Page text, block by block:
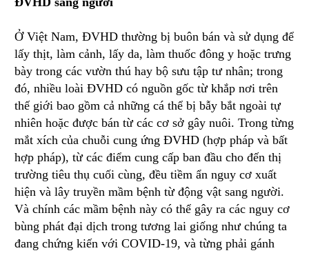
Ở Việt Nam, ĐVHD thường bị buôn bán và sử dụng để
lấy thịt, làm cảnh, lấy da, làm thuốc đông y hoặc trưng
bày trong các vườn thú hay bộ sưu tập tư nhân; trong
đó, nhiều loài ĐVHD có nguồn gốc từ khắp nơi trên
thế giới bao gồm cả những cá thể bị bẫy bắt ngoài tự
nhiên hoặc được bán từ các cơ sở gây nuôi. Trong từng
mắt xích của chuỗi cung ứng ĐVHD (hợp pháp và bất
hợp pháp), từ các điểm cung cấp ban đầu cho đến thị
trường tiêu thụ cuối cùng, đều tiềm ẩn nguy cơ xuất
hiện và lây truyền mầm bệnh từ động vật sang người.
Và chính các mầm bệnh này có thể gây ra các nguy cơ
bùng phát đại dịch trong tương lai giống như chúng ta
đang chứng kiến với COVID-19, và từng phải gánh